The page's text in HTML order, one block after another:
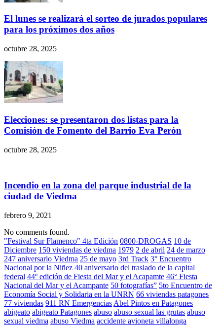
El lunes se realizará el sorteo de jurados populares
para los próximos dos años
octubre 28, 2025
Elecciones: se presentaron dos listas para la
Comisión de Fomento del Barrio Eva Perón
octubre 28, 2025
Incendio en la zona del parque industrial de la
ciudad de Viedma
febrero 9, 2021
No comments found.
"Festival Sur Flamenco" 4ta Edición 0800-DROGAS 10 de
Diciembre 150 viviendas de viedma 1979 2 de abril 24 de marzo
247 aniversario Viedma 25 de mayo 3rd Track 3° Encuentro
Nacional por la Niñez 40 aniversario del traslado de la capital
federal 44º edición de Fiesta del Mar y el Acapamte 46° Fiesta
Nacional del Mar y el Acampante 50 fotografías” 5to Encuentro de
Economía Social y Solidaria en la UNRN 66 viviendas patagones
77 viviendas 911 RN Emergencias Abel Pintos en Patagones
abigeato abigeato Patagones abuso abuso sexual las grutas abuso
sexual viedma abuso Viedma accidente avioneta villalonga